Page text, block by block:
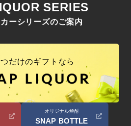
SERIES
ーシリーズのご案内
だけのギフトなら
オリジナル焼酎
SNAP BOTTLE